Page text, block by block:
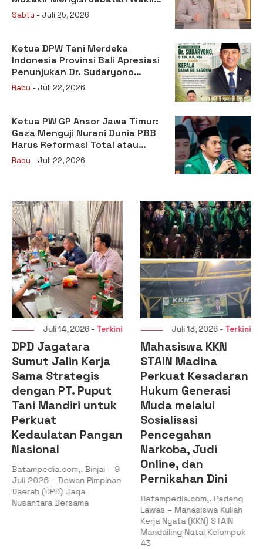
Menteri Pertanian RI
Sabtu - Juli 25, 2026
Ketua DPW Tani Merdeka
Indonesia Provinsi Bali Apresiasi
Penunjukan Dr. Sudaryono
sebagai Kepala Badan Gizi
Rabu - Juli 22, 2026
Ketua PW GP Ansor Jawa Timur:
Gaza Menguji Nurani Dunia PBB
Harus Reformasi Total atau
Kehilangan Legitimasi
Rabu - Juli 22, 2026
Juli 14, 2026 - Terkini
DPD Jagatara
Sumut Jalin Kerja
Sama Strategis
dengan PT. Puput
Tani Mandiri untuk
Perkuat
Kedaulatan Pangan
Nasional
Batampedia.com,. Binjai – 9
Juli 2026 – Dewan Pimpinan
Daerah (DPD) Jaga
Nusantara Bersama
Juli 13, 2026 - Terkini
Mahasiswa KKN
STAIN Madina
Perkuat Kesadaran
Hukum Generasi
Muda melalui
Sosialisasi
Pencegahan
Narkoba, Judi
Online, dan
Pernikahan Dini
Batampedia.com,. Padang
Lawas – Mahasiswa Kuliah
Kerja Nyata (KKN) STAIN
Mandailing Natal Kelompok
43